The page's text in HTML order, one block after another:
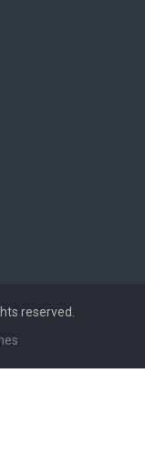
reserved.